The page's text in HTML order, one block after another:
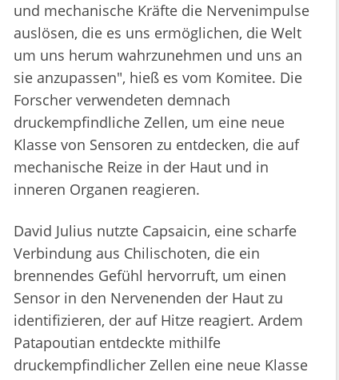
und mechanische Kräfte die Nervenimpulse
auslösen, die es uns ermöglichen, die Welt
um uns herum wahrzunehmen und uns an
sie anzupassen", hieß es vom Komitee. Die
Forscher verwendeten demnach
druckempfindliche Zellen, um eine neue
Klasse von Sensoren zu entdecken, die auf
mechanische Reize in der Haut und in
inneren Organen reagieren.
David Julius nutzte Capsaicin, eine scharfe
Verbindung aus Chilischoten, die ein
brennendes Gefühl hervorruft, um einen
Sensor in den Nervenenden der Haut zu
identifizieren, der auf Hitze reagiert. Ardem
Patapoutian entdeckte mithilfe
druckempfindlicher Zellen eine neue Klasse